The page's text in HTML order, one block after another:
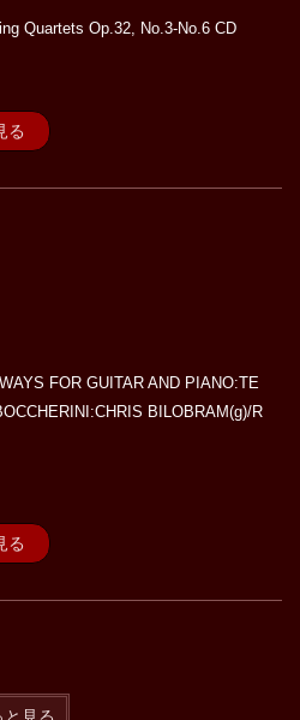
Quartets Op.32, No.3-No.6 CD
る
FOR GUITAR AND PIANO:TE
BILOBRAM(g)/R
る